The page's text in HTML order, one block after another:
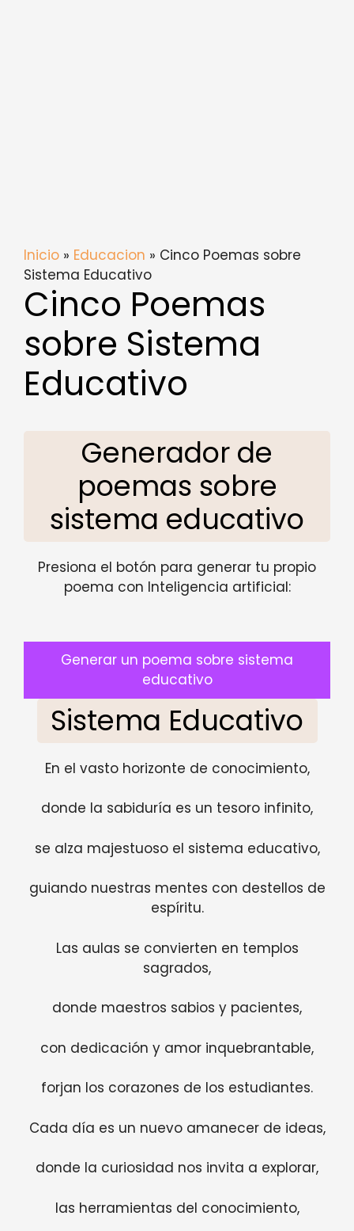
Inicio » Educacion » Cinco Poemas sobre
Sistema Educativo
Cinco Poemas
sobre Sistema
Educativo
Generador de
poemas sobre
sistema educativo
Presiona el botón para generar tu propio
poema con Inteligencia artificial:
Generar un poema sobre sistema
educativo
Sistema Educativo
En el vasto horizonte de conocimiento,
donde la sabiduría es un tesoro infinito,
se alza majestuoso el sistema educativo,
guiando nuestras mentes con destellos de
espíritu.
Las aulas se convierten en templos
sagrados,
donde maestros sabios y pacientes,
con dedicación y amor inquebrantable,
forjan los corazones de los estudiantes.
Cada día es un nuevo amanecer de ideas,
donde la curiosidad nos invita a explorar,
las herramientas del conocimiento,